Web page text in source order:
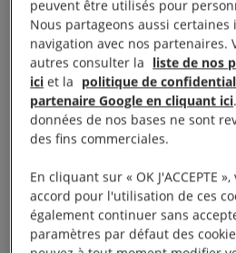
Une vague
répression
Lutte contre la déforestation,
ressources naturelles : les
l’environnement font face aux
privés, souvent très
peuvent être utilisés pour
Nous partageons aussi
navigation avec nos partenaires.
autres consulter la liste de nos
ici et la politique de
partenaire Google en cliquant ici
données de nos bases ne sont
des fins commerciales.
En cliquant sur « OK J'ACCEPTE
accord pour l'utilisation de ces
également continuer sans
paramètres par défaut des